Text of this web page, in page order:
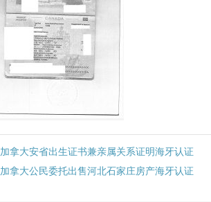
加拿大安省出生证书兼亲属关系证明海牙认证
加拿大公民委托出售河北石家庄房产海牙认证